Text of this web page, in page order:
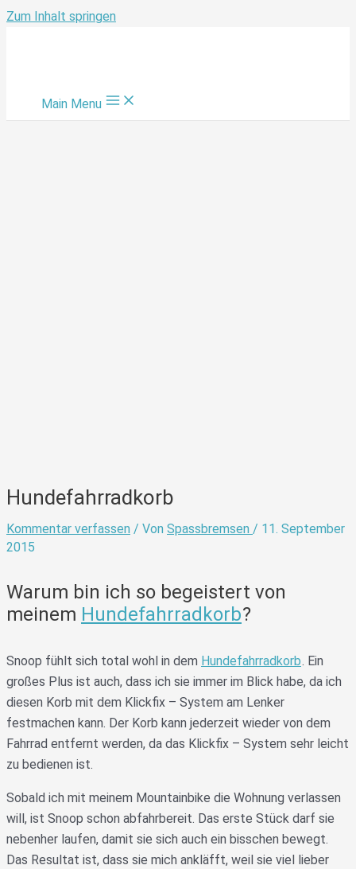
Zum Inhalt springen
Main Menu
Hundefahrradkorb
Kommentar verfassen / Von Spassbremsen / 11. September
2015
Warum bin ich so begeistert von
meinem Hundefahrradkorb?
Snoop fühlt sich total wohl in dem Hundefahrradkorb. Ein
großes Plus ist auch, dass ich sie immer im Blick habe, da ich
diesen Korb mit dem Klickfix – System am Lenker
festmachen kann. Der Korb kann jederzeit wieder von dem
Fahrrad entfernt werden, da das Klickfix – System sehr leicht
zu bedienen ist.
Sobald ich mit meinem Mountainbike die Wohnung verlassen
will, ist Snoop schon abfahrbereit. Das erste Stück darf sie
nebenher laufen, damit sie sich auch ein bisschen bewegt.
Das Resultat ist, dass sie mich ankläfft, weil sie viel lieber